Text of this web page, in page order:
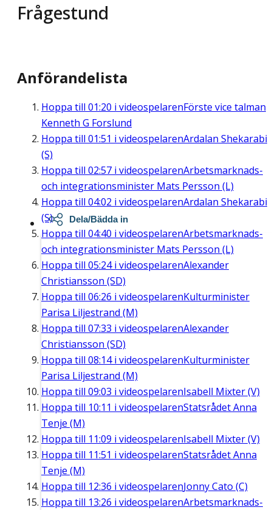
Frågestund
Anförandelista
Hoppa till 01:20 i videospelarenFörste vice talman
Kenneth G Forslund
Hoppa till 01:51 i videospelarenArdalan Shekarabi
(S)
Hoppa till 02:57 i videospelarenArbetsmarknads-
och integrationsminister Mats Persson (L)
Hoppa till 04:02 i videospelarenArdalan Shekarabi
(S)
Hoppa till 04:40 i videospelarenArbetsmarknads-
och integrationsminister Mats Persson (L)
Hoppa till 05:24i videospelarenAlexander
Christiansson (SD)
Hoppa till 06:26 i videospelarenKulturminister
Parisa Liljestrand (M)
Hoppa till 07:33 i videospelarenAlexander
Christiansson (SD)
Hoppa till 08:14i videospelarenKulturminister
Parisa Liljestrand (M)
Hoppa till 09:03 i videospelarenIsabell Mixter (V)
Hoppa till 10:11 i videospelarenStatsrådet Anna
Tenje (M)
Hoppa till 11:09 i videospelarenIsabell Mixter (V)
Hoppa till 11:51 i videospelarenStatsrådet Anna
Tenje (M)
Hoppa till 12:36 i videospelarenJonny Cato (C)
Hoppa till 13:26 i videospelarenArbetsmarknads-
Dela/Bädda in